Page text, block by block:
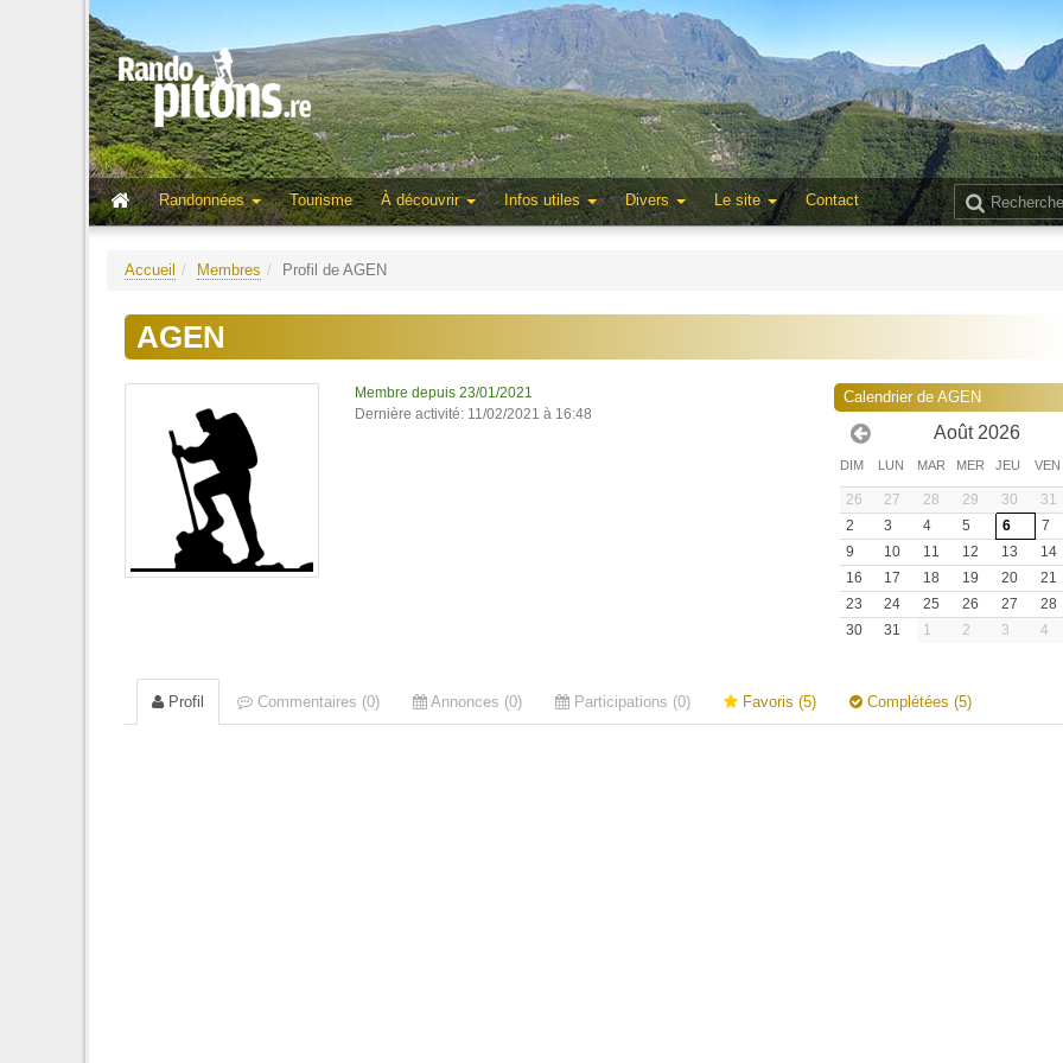
Randonnées
Tourisme À découvrir Infos utiles Divers Le site Contact
Accueil Membres Profil de AGEN
AGEN
Membre depuis 23/01/2021
Dernière activité: 11/02/2021 à 16:48
Calendrier de AGEN
Août 2026
DIM LUN MAR MER JEU VEN
26 27 28 29 30 31
2
3 4 5 6 7
9
10 11 12 13 14
16
17 18 19 20 21
23
24 25 26 27 28
30
31 1 2 3 4
Profil Commentaires (0) Annonces (0) Participations (0) Favoris (5) Complétées (5)